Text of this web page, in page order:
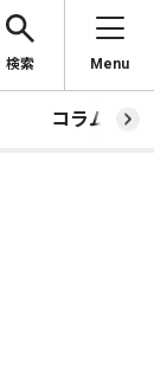
検索 Menu
コラム